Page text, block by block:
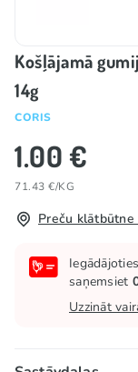
Košļājamā
14g
CORIS
1.00 €
71.43 €/KG
Preču klātbūtne
saņemsiet
Uzzināt